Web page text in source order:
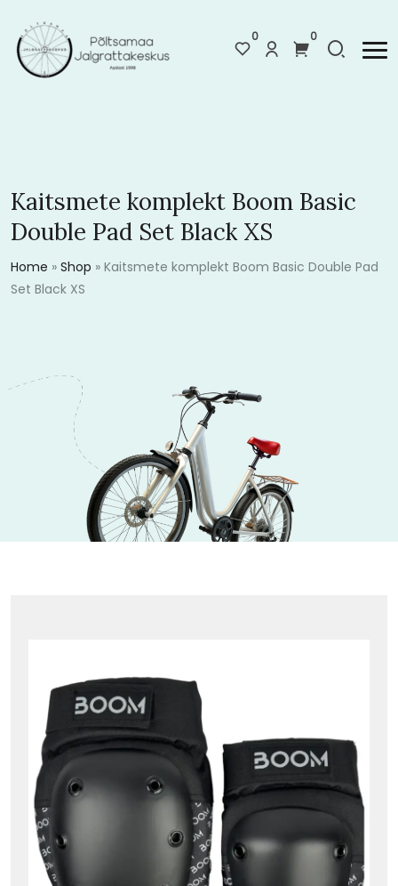
0 0
Kaitsmete komplekt Boom Basic
Double Pad Set Black XS
Home » Shop » Kaitsmete komplekt Boom Basic Double Pad
Set Black XS